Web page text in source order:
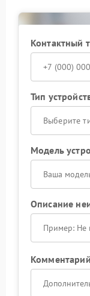
Контактный
Тип
Выберите
Модель
Описание